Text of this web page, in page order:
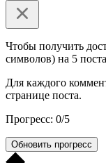
Чтобы получить
символов) на 5
Для каждого
странице поста.
Прогресс: 0/5
Обновить прогресс